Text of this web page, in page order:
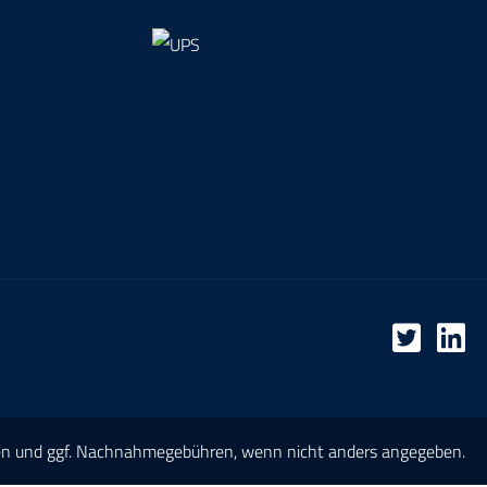
und ggf. Nachnahmegebühren, wenn nicht anders angegeben.